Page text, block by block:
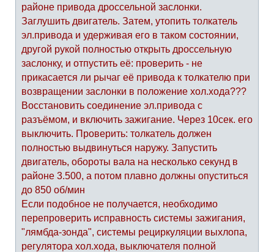
районе привода дроссельной заслонки.
Заглушить двигатель. Затем, утопить толкатель
эл.привода и удерживая его в таком состоянии,
другой рукой полностью открыть дроссельную
заслонку, и отпустить её: проверить - не
прикасается ли рычаг её привода к толкателю при
возвращении заслонки в положение хол.хода???
Восстановить соединение эл.привода с
разъёмом, и включить зажигание. Через 10сек. его
выключить. Проверить: толкатель должен
полностью выдвинуться наружу. Запустить
двигатель, обороты вала на несколько секунд в
районе 3.500, а потом плавно должны опуститься
до 850 об/мин
Если подобное не получается, необходимо
перепроверить исправность системы зажигания,
"лямбда-зонда", системы рециркуляции выхлопа,
регулятора хол.хода, выключателя полной